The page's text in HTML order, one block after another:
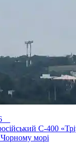
С-400
морі